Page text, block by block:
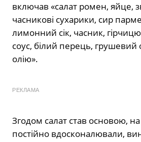
включав «салат ромен, яйце,
часникові сухарики, сир
лимонний сік, часник,
соус, білий перець, грушевий
олію».
РЕКЛАМА
Згодом салат став основою, на
постійно вдосконалювали,